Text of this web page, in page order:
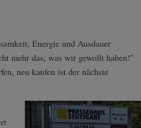
Energie und Ausdauer
mehr das, was wir gewollt haben!"
neu kaufen ist der nächste